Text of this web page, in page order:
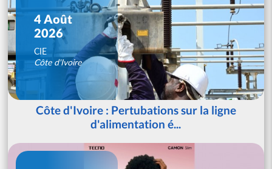
4 Août
2026
CIE
Côte d'Ivoire
Côte d'Ivoire : Pertubations sur la ligne
d'alimentation é...